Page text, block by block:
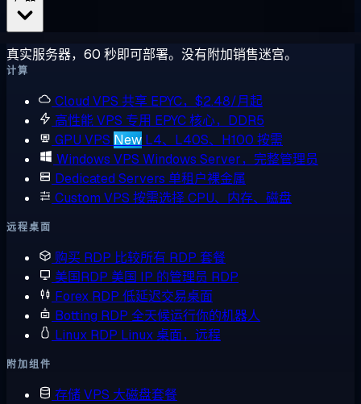
真实服务器，60 秒即可部署。没有附加销售迷宫。
计算
Cloud VPS 共享 EPYC，$2.48/月起
高性能 VPS 专用 EPYC 核心，DDR5
GPU VPS New L4、L40S、H100 按需
Windows VPS Windows Server，完整管理员
Dedicated Servers 单租户裸金属
Custom VPS 按需选择 CPU、内存、磁盘
远程桌面
购买 RDP 比较所有 RDP 套餐
美国RDP 美国 IP 的管理员 RDP
Forex RDP 低延迟交易桌面
Botting RDP 全天候运行你的机器人
Linux RDP Linux 桌面，远程
附加组件
存储 VPS 大磁盘套餐